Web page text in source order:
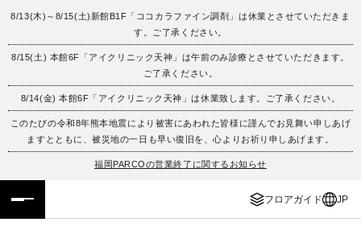
8/13(木)～8/15(土)新館B1F「ココカラファイン調剤」は休業とさせていただきま
す。ご了承ください。
8/15(土) 本館6F「アイクリニック天神」は午前のみ診療とさせていただきます。
ご了承ください。
8/14(金) 本館6F「アイクリニック天神」は休業致します。ご了承ください。
このたびの令和8年熊本地震により被害にあわれた皆様に謹んでお見舞い申しあげ
ますとともに、被災地の一日も早い復旧を、心よりお祈り申しあげます。
福岡PARCOの営業終了に関するお知らせ
フロアガイド JP
フロアガイド
施設案内・アクセス
イベント・ポップアップ
レストラン・カフェ
ENGLISH
繁体字
簡体字
ภาษาไทย